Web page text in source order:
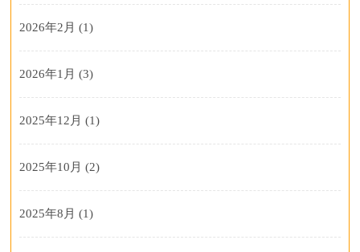
2026年2月 (1)
2026年1月 (3)
2025年12月 (1)
2025年10月 (2)
2025年8月 (1)